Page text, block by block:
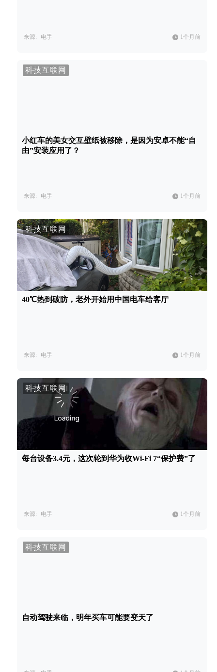
来源: 电手 1个月前
科技互联网
小红车的美女交互壁纸被移除，是因为安卓不能“自
由”安装应用了？
来源: 电手 1个月前
科技互联网
40℃热到破防，老外开始用中国电车给客厅
来源: 电手 1个月前
科技互联网
每台设备3.4元，这次轮到华为收Wi-Fi 7“保护费”了
来源: 电手 1个月前
科技互联网
自动驾驶来临，明年买车可能要变天了